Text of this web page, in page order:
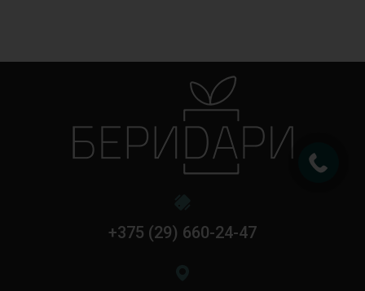
+375 (29) 660-24-47